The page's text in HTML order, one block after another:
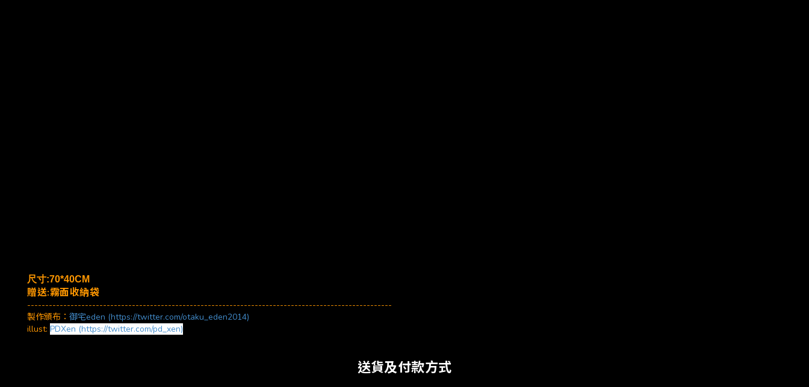
尺寸:70*40CM
贈送:霧面收納袋
-----------------------------------------------------------------------------------------------------
製作頒布： 御宅eden (https://twitter.com/otaku_eden2014)
illust: PDXen (https://twitter.com/pd_xen)
送貨及付款方式